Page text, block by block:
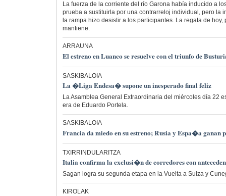
La fuerza de la corriente del río Garona había inducido a
prueba a sustituirla por una contrarreloj individual, pero la
la rampa hizo desistir a los participantes. La regata de
mantiene.
ARRAUNA
El estreno en Luanco se resuelve con el triunfo de
SASKIBALOIA
La �Liga Endesa� supone un inesperado final feliz
La Asamblea General Extraordinaria del miércoles día 22
era de Eduardo Portela.
SASKIBALOIA
Francia da miedo en su estreno; Rusia y Espa�a ganan
TXIRRINDULARITZA
Italia confirma la exclusi�n de corredores con
Sagan logra su segunda etapa en la Vuelta a Suiza y
KIROLAK